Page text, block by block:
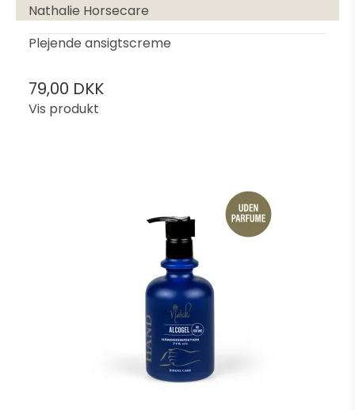
Nathalie Horsecare
Plejende ansigtscreme
79,00 DKK
Vis produkt